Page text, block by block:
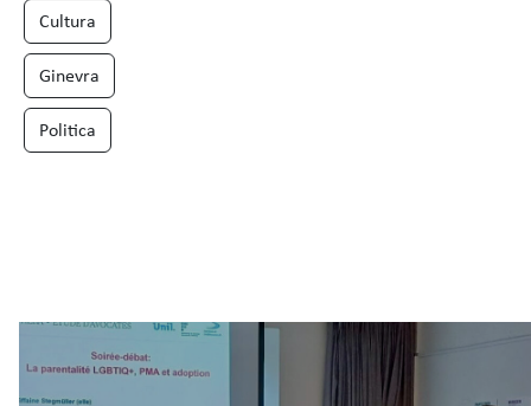
Cultura
Ginevra
Politica